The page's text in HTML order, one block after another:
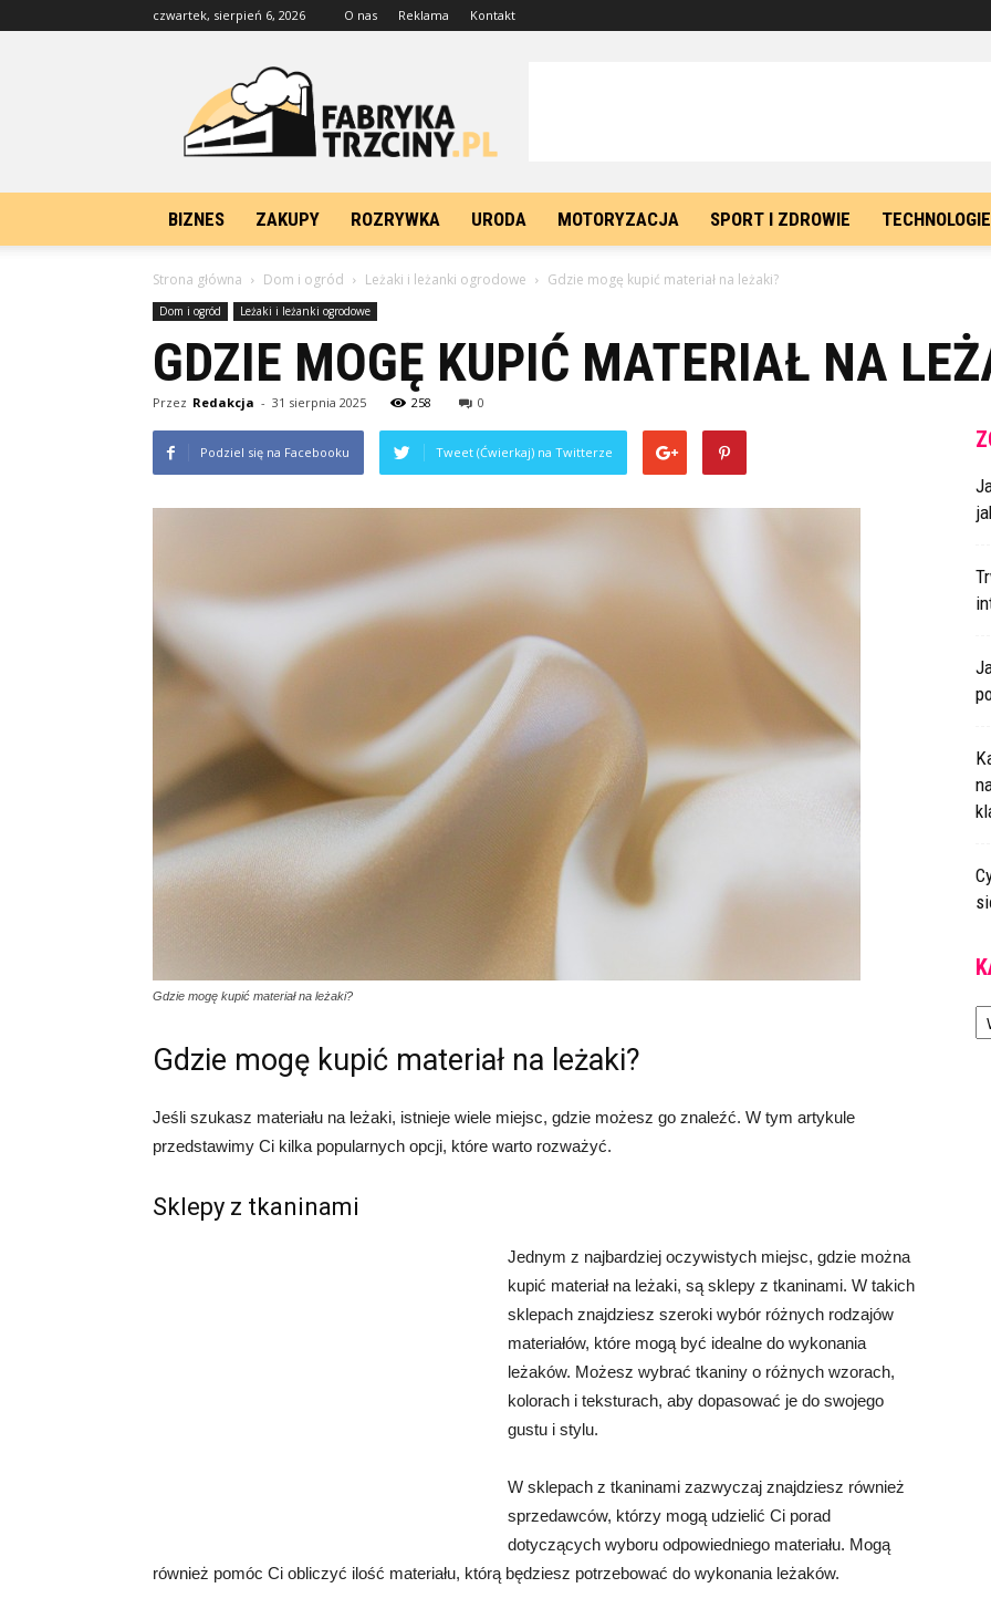
czwartek, sierpień 6, 2026 O nas Reklama Kontakt
FabrykaTrzciny.pl
BIZNES ZAKUPY ROZRYWKA URODA MOTORYZACJA SPORT I ZDROWIE TECHNOLOGIE
Strona główna Dom i ogród Leżaki i leżanki ogrodowe Gdzie mogę kupić materiał na leżaki?
Dom i ogród Leżaki i leżanki ogrodowe
GDZIE MOGĘ KUPIĆ MATERIAŁ NA
Przez Redakcja - 31 sierpnia 2025 258 0
Podziel się na Facebooku Tweet (Ćwierkaj) na Twitterze
Gdzie mogę kupić materiał na leżaki?
Gdzie mogę kupić materiał na leżaki?
Jeśli szukasz materiału na leżaki, istnieje wiele miejsc, gdzie możesz go znaleźć. W tym artykule
przedstawimy Ci kilka popularnych opcji, które warto rozważyć.
Sklepy z tkaninami
Jednym z najbardziej oczywistych miejsc, gdzie można
kupić materiał na leżaki, są sklepy z tkaninami. W takich
sklepach znajdziesz szeroki wybór różnych rodzajów
materiałów, które mogą być idealne do wykonania
leżaków. Możesz wybrać tkaniny o różnych wzorach,
kolorach i teksturach, aby dopasować je do swojego
gustu i stylu.
W sklepach z tkaninami zazwyczaj znajdziesz również
sprzedawców, którzy mogą udzielić Ci porad
dotyczących wyboru odpowiedniego materiału. Mogą
również pomóc Ci obliczyć ilość materiału, którą będziesz potrzebować do wykonania leżaków.